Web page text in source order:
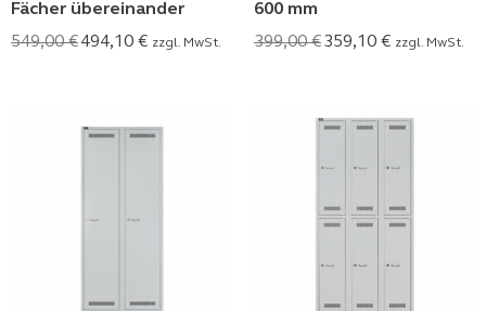
Fächer übereinander
549,00€494,10 € zzgl. MwSt.
600 mm
399,00€359,10 € zzgl. MwSt.